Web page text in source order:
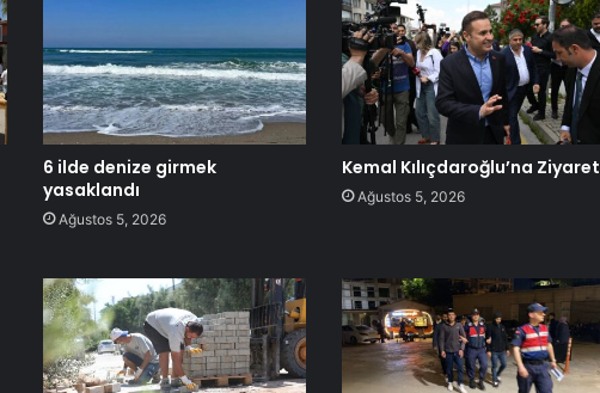
6 ilde denize girmek
yasaklandı
Ağustos 5, 2026
Kemal Kılıçdaroğlu’na Ziyaret
Ağustos 5, 2026